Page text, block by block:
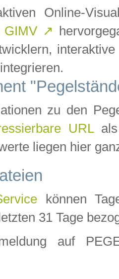
Online-
GIMV ↗
zu den
URLals
liegen hier
können
31 Tage
auf